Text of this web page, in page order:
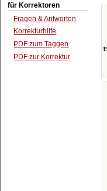
für Korrektoren
Fragen & Antworten
Korrekturhilfe
PDF zum Taggen
PDF zur Korrektur